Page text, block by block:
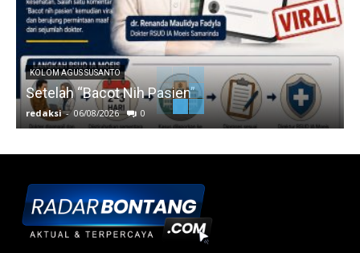
KOLOM AGUS SUSANTO
Setelah “Bacot Nih Pasien”
redaksi - 06/08/2026 0